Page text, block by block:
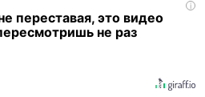
i
переставая, это видео
не раз